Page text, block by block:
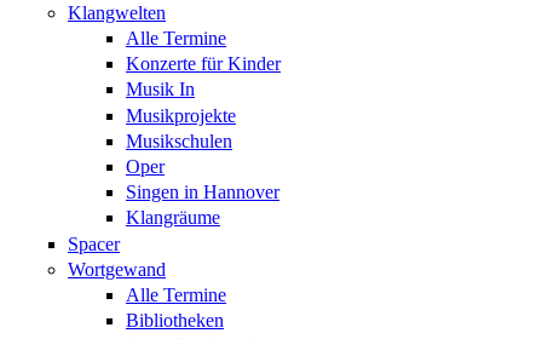
Klangwelten
Alle Termine
Konzerte für Kinder
Musik In
Musikprojekte
Musikschulen
Oper
Singen in Hannover
Klangräume
Spacer
Wortgewand
Alle Termine
Bibliotheken